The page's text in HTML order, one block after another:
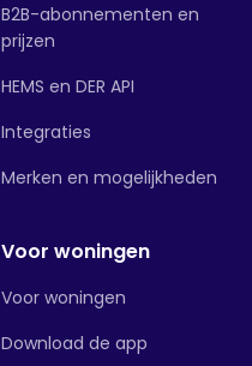
B2B-abonnementen en
prijzen
HEMS en DER API
Integraties
Merken en mogelijkheden
Voor woningen
Voor woningen
Download de app